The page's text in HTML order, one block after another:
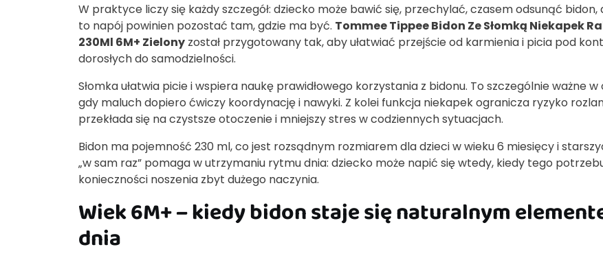
W praktyce liczy się każdy szczegół: dziecko może bawić się, przechylać, czasem odsunąć bidon,
to napój powinien pozostać tam, gdzie ma być. Tommee Tippee Bidon Ze Słomką Niekapek
230Ml 6M+ Zielony został przygotowany tak, aby ułatwiać przejście od karmienia i picia pod
dorosłych do samodzielności.
Słomka ułatwia picie i wspiera naukę prawidłowego korzystania z bidonu. To szczególnie ważne w
gdy maluch dopiero ćwiczy koordynację i nawyki. Z kolei funkcja niekapek ogranicza ryzyko
przekłada się na czystsze otoczenie i mniejszy stres w codziennych sytuacjach.
Bidon ma pojemność 230 ml, co jest rozsądnym rozmiarem dla dzieci w wieku 6 miesięcy i
„w sam raz” pomaga w utrzymaniu rytmu dnia: dziecko może napić się wtedy, kiedy tego
konieczności noszenia zbyt dużego naczynia.
Wiek 6M+ – kiedy bidon staje się naturalnym
dnia